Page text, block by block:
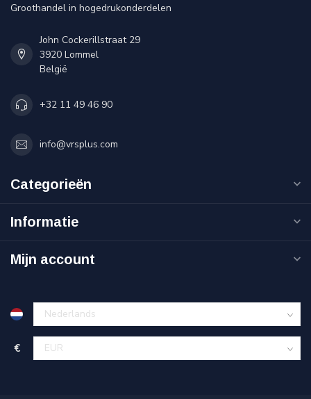
Groothandel in hogedrukonderdelen
John Cockerillstraat 29
3920 Lommel
België
+32 11 49 46 90
info@vrsplus.com
Categorieën
Informatie
Mijn account
€